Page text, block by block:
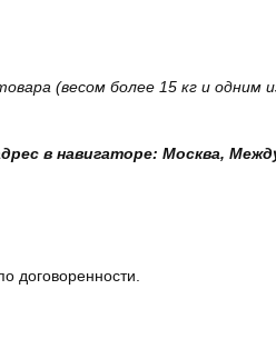
(весом более 15 кг и одним
в навигаторе: Москва,
договоренности.